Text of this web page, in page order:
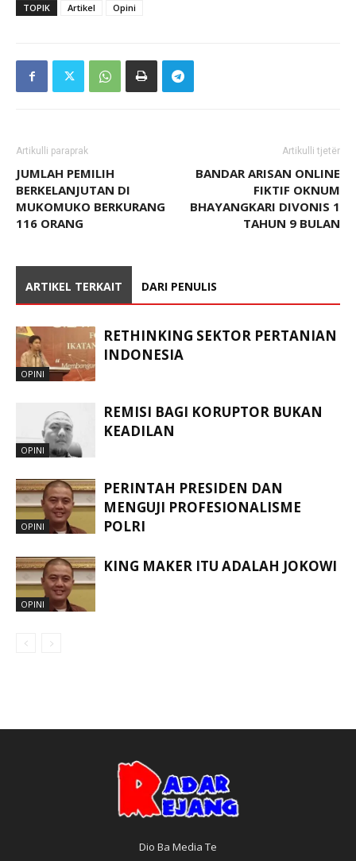
TOPIK Artikel Opini
Artikulli paraprak
JUMLAH PEMILIH
BERKELANJUTAN DI
MUKOMUKO BERKURANG
116 ORANG
Artikulli tjetër
BANDAR ARISAN ONLINE
FIKTIF OKNUM
BHAYANGKARI DIVONIS 1
TAHUN 9 BULAN
ARTIKEL TERKAIT DARI PENULIS
OPINI
RETHINKING SEKTOR PERTANIAN
INDONESIA
OPINI
REMISI BAGI KORUPTOR BUKAN
KEADILAN
OPINI
PERINTAH PRESIDEN DAN
MENGUJI PROFESIONALISME
POLRI
OPINI
KING MAKER ITU ADALAH JOKOWI
Dio Ba Media Te